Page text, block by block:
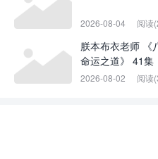
2026-08-04 阅读
朕本布衣老师 《
命运之道》 41集
2026-08-02 阅读